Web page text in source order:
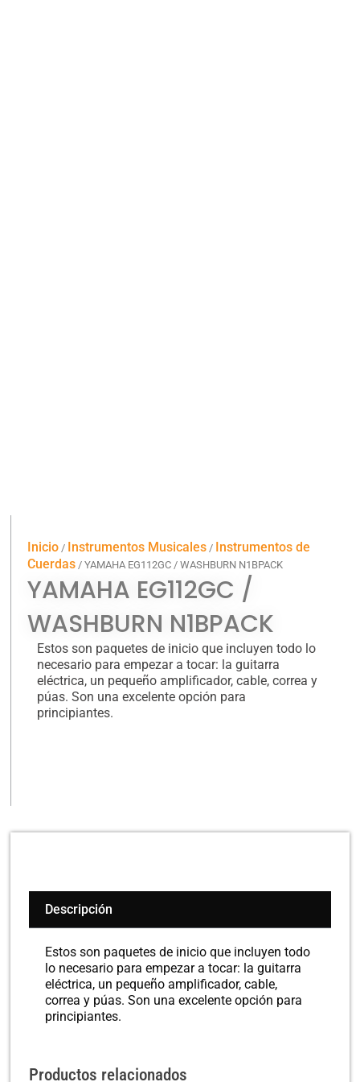
Inicio / Instrumentos Musicales / Instrumentos de
Cuerdas / YAMAHA EG112GC / WASHBURN N1BPACK
YAMAHA EG112GC /
WASHBURN N1BPACK
Estos son paquetes de inicio que incluyen todo lo
necesario para empezar a tocar: la guitarra
eléctrica, un pequeño amplificador, cable, correa y
púas. Son una excelente opción para
principiantes.
Descripción
Estos son paquetes de inicio que incluyen todo
lo necesario para empezar a tocar: la guitarra
eléctrica, un pequeño amplificador, cable,
correa y púas. Son una excelente opción para
principiantes.
Productos relacionados